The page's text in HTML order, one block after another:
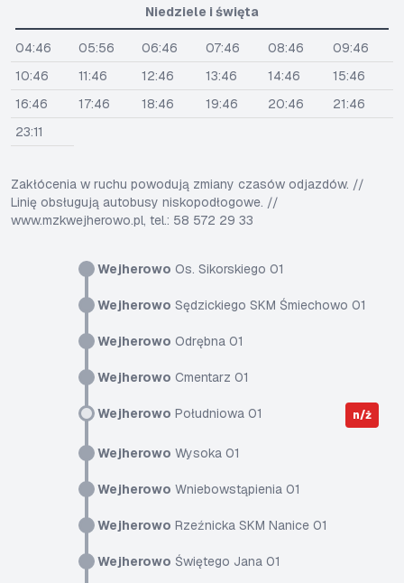
Wejherowo Os. Sikorskiego 01
Wejherowo Sędzickiego SKM Śmiechowo 01
Wejherowo Odrębna 01
Wejherowo Cmentarz 01
Wejherowo Południowa 01 n/ż
Wejherowo Wysoka 01
Wejherowo Wniebowstąpienia 01
Wejherowo Rzeźnicka SKM Nanice 01
Wejherowo Świętego Jana 01
Niedziele i święta
04:46 05:56 06:46 07:46 08:46
09:46
10:46
11:46 12:46 13:46 14:46
15:46
16:46
17:46 18:46 19:46 20:46
21:46
23:11
Zakłócenia w ruchu powodują zmiany czasów odjazdów. //
Linię obsługują autobusy niskopodłogowe. //
www.mzkwejherowo.pl, tel.: 58 572 29 33